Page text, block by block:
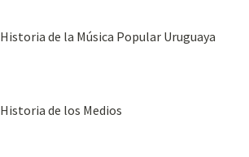
Historia de la Música Popular Uruguaya
Historia de los Medios